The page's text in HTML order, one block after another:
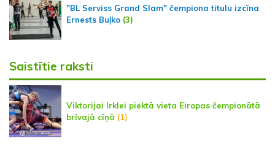
"BL Serviss Grand Slam" čempiona titulu izcīna
Ernests Buļko (3)
Saistītie raksti
Viktorijai Irklei piektā vieta Eiropas čempionātā
brīvajā cīņā (1)